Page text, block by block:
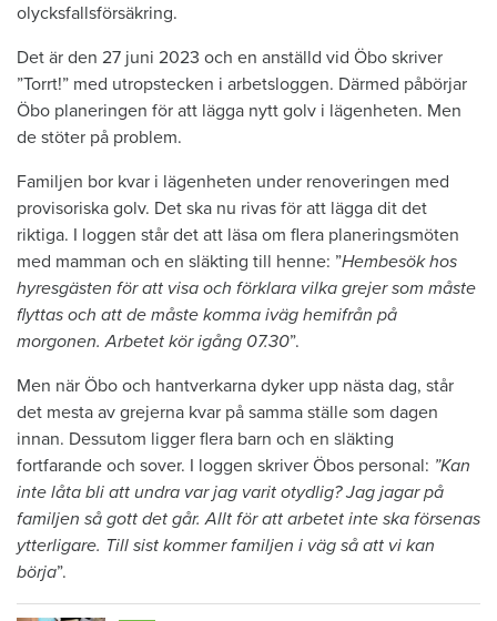
olycksfallsförsäkring.
Det är den 27 juni 2023 och en anställd vid Öbo skriver
”Torrt!” med utropstecken i arbetsloggen. Därmed påbörjar
Öbo planeringen för att lägga nytt golv i lägenheten. Men
de stöter på problem.
Familjen bor kvar i lägenheten under renoveringen med
provisoriska golv. Det ska nu rivas för att lägga dit det
riktiga. I loggen står det att läsa om flera planeringsmöten
med mamman och en släkting till henne: ”Hembesök hos
hyresgästen för att visa och förklara vilka grejer som måste
flyttas och att de måste komma iväg hemifrån på
morgonen. Arbetet kör igång 07.30”.
Men när Öbo och hantverkarna dyker upp nästa dag, står
det mesta av grejerna kvar på samma ställe som dagen
innan. Dessutom ligger flera barn och en släkting
fortfarande och sover. I loggen skriver Öbos personal: ”Kan
inte låta bli att undra var jag varit otydlig? Jag jagar på
familjen så gott det går. Allt för att arbetet inte ska försenas
ytterligare. Till sist kommer familjen i väg så att vi kan
börja”.